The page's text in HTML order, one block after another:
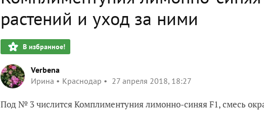
растений и уход за ними
В избранное!
Verbena
Ирина
Краснодар 27 апреля 2018, 18:27
Под № 3 числится Комплиментуния лимонно-синяя F1, смесь